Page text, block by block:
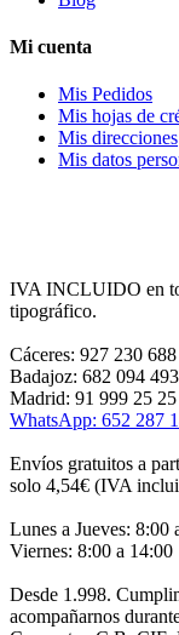
Mi cuenta
Mis Pedidos
Mis hojas de
Mis direcciones
Mis datos
IVA INCLUIDO en
tipográfico.
Cáceres: 927 230 688
Badajoz: 682 094 493
Madrid: 91 999 25 25
WhatsApp: 652 287
Envíos gratuitos a
solo 4,54€ (IVA
Lunes a Jueves: 8:00
Viernes: 8:00 a 14:00
Desde 1.998.
acompañarnos